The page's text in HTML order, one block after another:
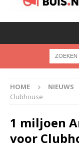
HOME NIEUWS
Clubhouse
1 miljoen
voor